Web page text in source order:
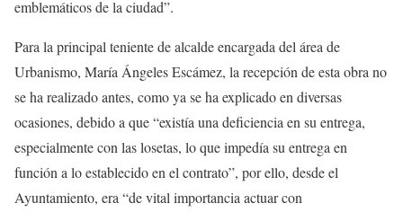
emblemáticos de la ciudad”.
Para la principal teniente de alcalde encargada del área de
Urbanismo, María Ángeles Escámez, la recepción de esta obra no
se ha realizado antes, como ya se ha explicado en diversas
ocasiones, debido a que “existía una deficiencia en su entrega,
especialmente con las losetas, lo que impedía su entrega en
función a lo establecido en el contrato”, por ello, desde el
Ayuntamiento, era “de vital importancia actuar con